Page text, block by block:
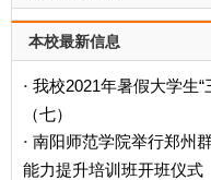
本校最新信息
· 我校2021年暑假大学生
（七）
· 南阳师范学院举行郑州
能力提升培训班开班仪式